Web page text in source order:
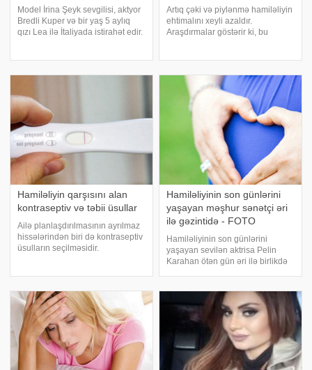
Model İrina Şeyk sevgilisi, aktyor
Bredli Kuper və bir yaş 5 aylıq
qızı Lea ilə İtaliyada istirahət edir.
izləyiciləri ilə bölüşüb
Artıq çəki və piylənmə hamiləliyin
ehtimalını xeyli azaldır.
Araşdırmalar göstərir ki, bu
vaxt tələb olunur. Eksperimentlər
göstərib ki
Hamiləliyin qarşısını alan
kontraseptiv və təbii üsullar
Ailə planlaşdırılmasının ayrılmaz
hissələrindən biri də kontraseptiv
üsulların seçilməsidir.
qorunmanı təmin edir. Beləliklə,
həm ail
Hamiləliyinin son günlərini
yaşayan məşhur sənətçi əri
ilə gəzintidə - FOTO
Hamiləliyinin son günlərini
yaşayan sevilən aktrisa Pelin
Karahan ötən gün əri ilə birlikdə
sonuncu dəfə "Yeter" serialına
çəkilən aktrisa fotoqraflar